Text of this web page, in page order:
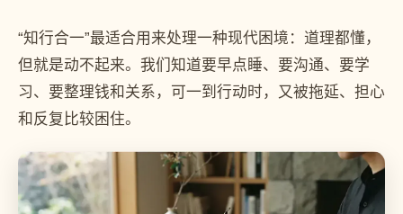
“知行合一”最适合用来处理一种现代困境：道理都懂，
但就是动不起来。我们知道要早点睡、要沟通、要学
习、要整理钱和关系，可一到行动时，又被拖延、担心
和反复比较困住。